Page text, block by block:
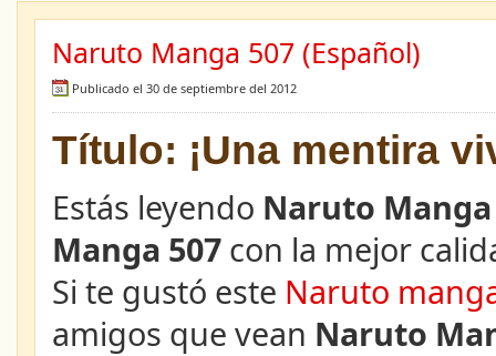
Naruto Manga 507 (Español)
Publicado el 30 de septiembre del 2012
Título: ¡Una mentira
Estás leyendo Naruto Manga
Manga 507 con la mejor
Si te gustó este Naruto
amigos que vean Naruto